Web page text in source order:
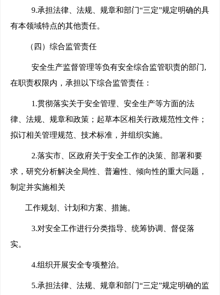
9.承担法律、法规、规章和部门“三定”规定明确的具
有本领域特点的其他责任。
（四）综合监管责任
安全生产监督管理等负有安全综合监管职责的部门,
在职责权限内，承担以下综合监管责任：
1.贯彻落实关于安全管理、安全生产等方面的法
律、法规、规章和政策；起草本区相关行政规范性文件；
拟订相关管理规范、技术标准，并组织实施。
2.落实市、区政府关于安全工作的决策、部署和要
求，研究分析解决全局性、普遍性、倾向性的重大问题，
制定并实施相关
工作规划、计划和方案、措施。
3.对安全工作进行分类指导、统筹协调、督促落
实。
4.组织开展安全专项整治。
5.承担法律、法规、规章和部门“三定”规定明确的监